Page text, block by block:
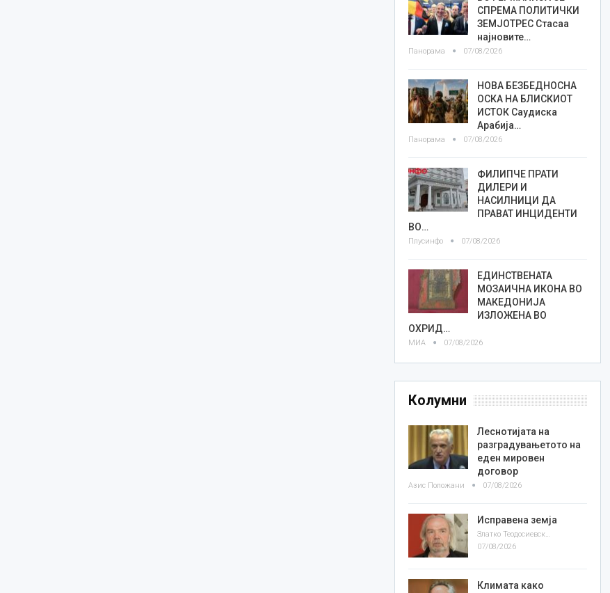
СПРЕМА ПОЛИТИЧКИ
ЗЕМЈОТРЕС Стасаа
најновите…
Панорама 07/08/2026
НОВА БЕЗБЕДНОСНА
ОСКА НА БЛИСКИОТ
ИСТОК Саудиска
Арабија…
Панорама 07/08/2026
ФИЛИПЧЕ ПРАТИ
ДИЛЕРИ И
НАСИЛНИЦИ ДА
ПРАВАТ ИНЦИДЕНТИ
ВО…
Плусинфо 07/08/2026
ЕДИНСТВЕНАТА
МОЗАИЧНА ИКОНА ВО
МАКЕДОНИЈА
ИЗЛОЖЕНА ВО
ОХРИД…
МИА 07/08/2026
Колумни
Леснотијата на
разградувањетото на
еден мировен
договор
Азис Положани 07/08/2026
Исправена земја
Златко Теодосиевски
07/08/2026
Климата како